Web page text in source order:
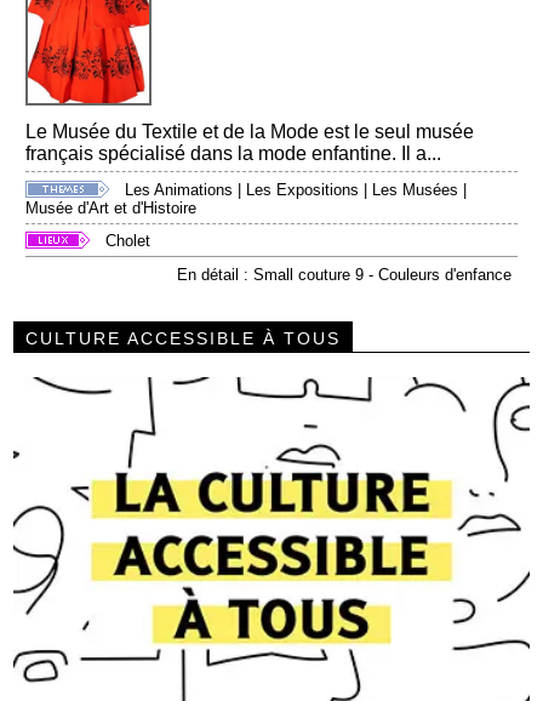
Le Musée du Textile et de la Mode est le seul musée
français spécialisé dans la mode enfantine. Il a...
Les Animations Les Expositions Les Musées
Musée d'Art et d'Histoire
Cholet
En détail : Small couture 9 - Couleurs d'enfance
CULTURE ACCESSIBLE À TOUS